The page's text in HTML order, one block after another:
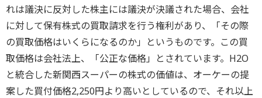
れは議決に反対した株主には議決が決議された場合、会社
に対して保有株式の買取請求を行う権利があり、「その際
の買取価格はいくらになるのか」というものです。この買
取価格は会社法上、「公正な価格」とされています。H2O
と統合した新関西スーパーの株式の価値は、オーケーの提
案した買付価格2,250円より高いとしているので、それ以上